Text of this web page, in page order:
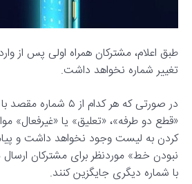
تغییر شماره نخواهد داشت.
در صورتی که هر کدام از
«قطع دو طرفه»، «تعلیق» یا «غیرفعال»
کردن به لیست وجود نخواهد داشت و
نبودن خط» موردنظر برای مشترکان ارسال
با شماره دیگری جایگزین کنند.